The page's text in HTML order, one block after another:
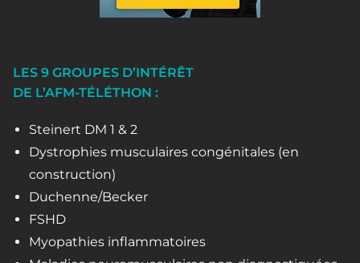
LES 9 GROUPES D’INTÉRÊT
DE L’AFM-TÉLÉTHON :
Steinert DM 1 & 2
Dystrophies musculaires congénitales (en
construction)
Duchenne/Becker
FSHD
Myopathies inflammatoires